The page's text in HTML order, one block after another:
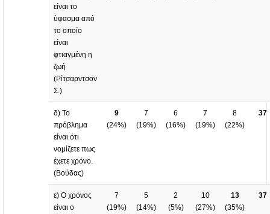
είναι το
ύφασμα από
το οποίο
είναι
φτιαγμένη η
ζωή
(Ρίτσαρντσον
Σ.)
δ) Το
πρόβλημα
είναι ότι
νομίζετε πως
έχετε χρόνο.
(Βούδας)
9
(24%)
7
(19%)
6
(16%)
7
(19%)
8
(22%)
37
ε) Ο χρόνος
είναι ο
7
(19%)
5
(14%)
2
(5%)
10
(27%)
13
(35%)
37